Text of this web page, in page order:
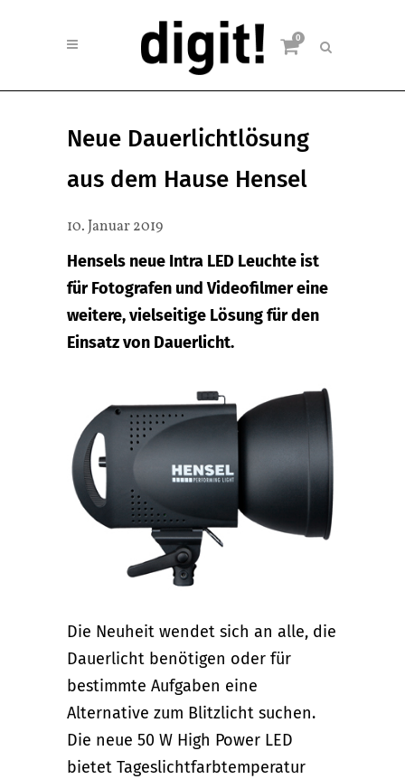
0
Neue Dauerlichtlösung
aus dem Hause Hensel
10. Januar 2019
Hensels neue Intra LED Leuchte ist
für Fotografen und Videofilmer eine
weitere, vielseitige Lösung für den
Einsatz von Dauerlicht.
Die Neuheit wendet sich an alle, die
Dauerlicht benötigen oder für
bestimmte Aufgaben eine
Alternative zum Blitzlicht suchen.
Die neue 50 W High Power LED
bietet Tageslichtfarbtemperatur